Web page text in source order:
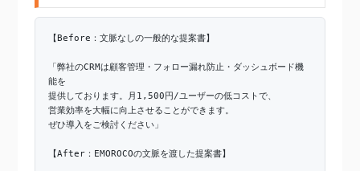
【Before：文脈なしの一般的な提案書】
「弊社のCRMは顧客管理・フォロー漏れ防止・ダッシュボード機
能を
提供しております。月1,500円/ユーザーの低コストで、
営業効率を大幅に向上させることができます。
ぜひ導入をご検討ください」
【After：EMOROCOの文脈を渡した提案書】